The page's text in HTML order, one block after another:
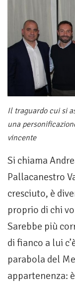
Il traguardo cui si
una
vincente
Si chiama
Pallacanestro
cresciuto, è
proprio di chi
Sarebbe più
di fianco a lui
parabola del
appartenenza: